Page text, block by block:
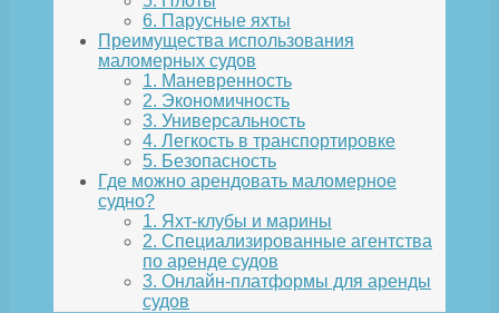
6. Парусные яхты
Преимущества использования
маломерных судов
1. Маневренность
2. Экономичность
3. Универсальность
4. Легкость в транспортировке
5. Безопасность
Где можно арендовать маломерное
судно?
1. Яхт-клубы и марины
2. Специализированные агентства
по аренде судов
3. Онлайн-платформы для аренды
судов